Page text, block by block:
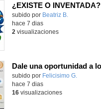
¿EXISTE O INVENTADA?
Contenido educativo.
subido por Beatriz B.
hace 7 dias
2 visualizaciones
Contenido educativo.
subido por Felicisimo G.
hace 7 dias
16visualizaciones